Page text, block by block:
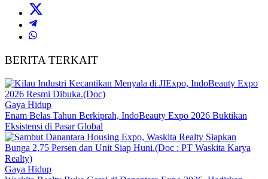
BERITA TERKAIT
Gaya Hidup
Enam Belas Tahun Berkiprah, IndoBeauty Expo 2026 Buktikan
Eksistensi di Pasar Global
Gaya Hidup